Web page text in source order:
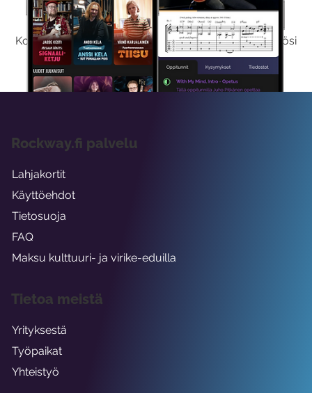
Kokeile Ilmaiseksi
Kokeilemalla ilmaiseksi saat koko sisältömme käyttöösi
viikon ajaksi.
Rockway.fi palvelu
Lahjakortit
Käyttöehdot
Tietosuoja
FAQ
Maksu kulttuuri- ja virike-eduilla
Tietoa meistä
Yrityksestä
Työpaikat
Yhteistyö